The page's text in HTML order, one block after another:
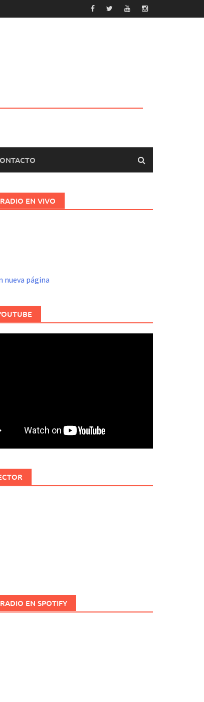
EN VIVO
nueva página
EN SPOTIFY